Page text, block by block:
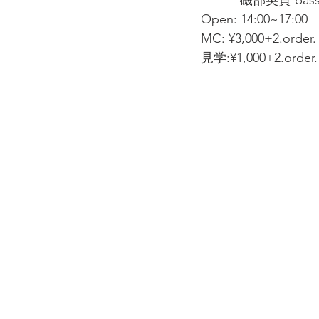
Open: 14:00~17:00
MC: ¥3,000+2.order.
見学